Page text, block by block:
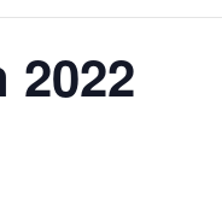
2022